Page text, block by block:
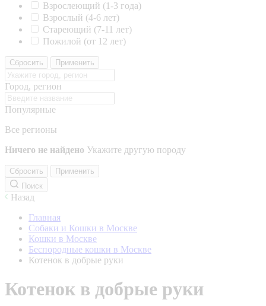
Взрослеющий (1-3 года)
Взрослый (4-6 лет)
Стареющий (7-11 лет)
Пожилой (от 12 лет)
Сбросить Применить
Город, регион
Популярные
Все регионы
Ничего не найдено Укажите другую породу
Сбросить
Применить
Поиск
Назад
Главная
Собаки и Кошки в Москве
Кошки в Москве
Беспородные кошки в Москве
Котенок в добрые руки
Котенок в добрые руки